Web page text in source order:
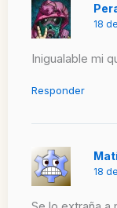
18
Inigualable mi
Responder
18